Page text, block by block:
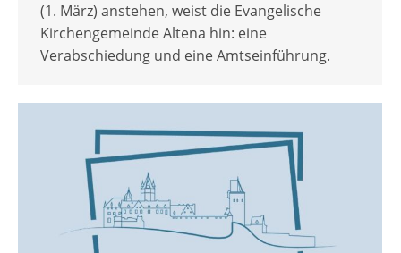
(1. März) anstehen, weist die Evangelische
Kirchengemeinde Altena hin: eine
Verabschiedung und eine Amtseinführung.